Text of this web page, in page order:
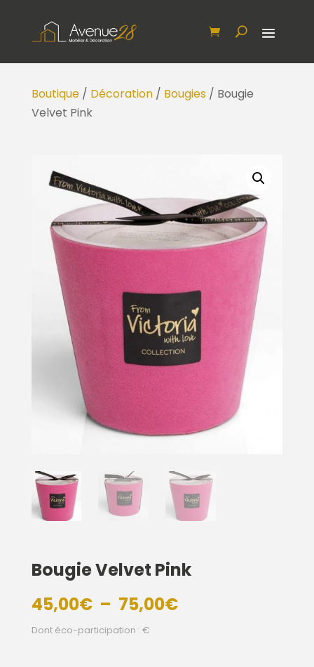
Boutique/ Décoration/ Bougies/ Bougie
Velvet Pink
Bougie Velvet Pink
45,00€ – 75,00€Plage
Dont éco-participation : €